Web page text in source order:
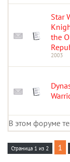
Star
the
2003
В этом форуме
Страница 1 из 2 1